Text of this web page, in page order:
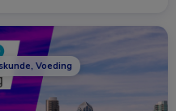
Voeding